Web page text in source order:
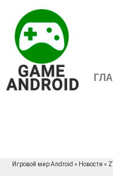
Игровой мир Android » Новости »